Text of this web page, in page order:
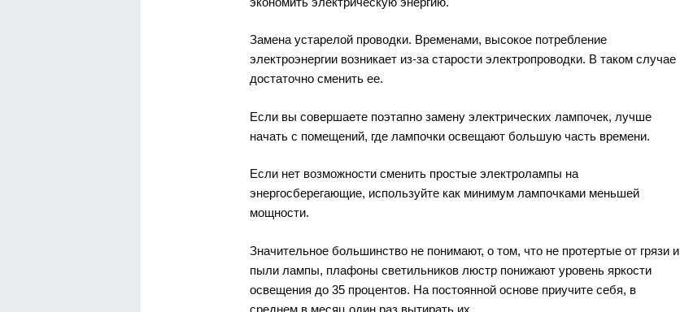
Замена устарелой проводки. Временами, высокое потребление
электроэнергии возникает из-за старости электропроводки. В таком случае
достаточно сменить ее.
Если вы совершаете поэтапно замену электрических лампочек, лучше
начать с помещений, где лампочки освещают большую часть времени.
Если нет возможности сменить простые электролампы на
энергосберегающие, используйте как минимум лампочками меньшей
мощности.
Значительное большинство не понимают, о том, что не протертые от грязи и
пыли лампы, плафоны светильников люстр понижают уровень яркости
освещения до 35 процентов. На постоянной основе приучите себя, в
среднем в месяц один раз вытирать их.